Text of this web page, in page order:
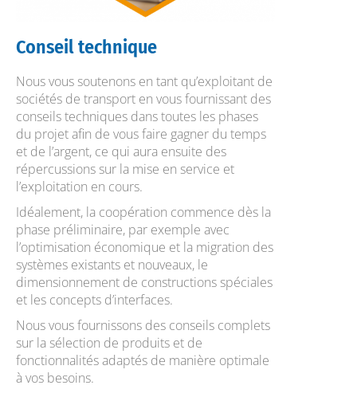
Conseil technique
Nous vous soutenons en tant qu’exploitant de
sociétés de transport en vous fournissant des
conseils techniques dans toutes les phases
du projet afin de vous faire gagner du temps
et de l’argent, ce qui aura ensuite des
répercussions sur la mise en service et
l’exploitation en cours.
Idéalement, la coopération commence dès la
phase préliminaire, par exemple avec
l’optimisation économique et la migration des
systèmes existants et nouveaux, le
dimensionnement de constructions spéciales
et les concepts d’interfaces.
Nous vous fournissons des conseils complets
sur la sélection de produits et de
fonctionnalités adaptés de manière optimale
à vos besoins.